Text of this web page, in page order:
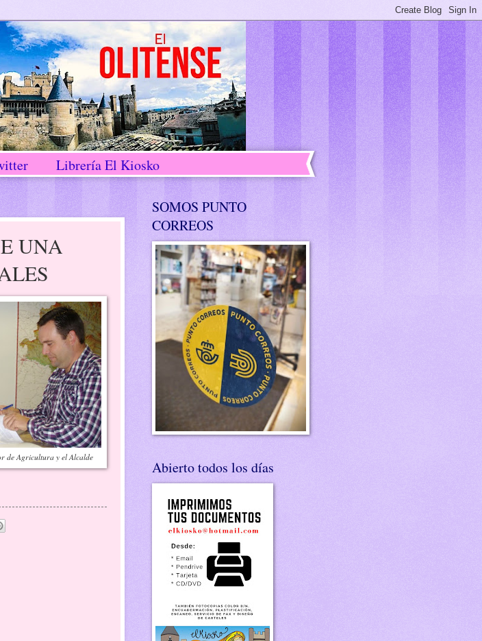
Librería El Kiosko
UNA
de Agricultura y el Alcalde
SOMOS PUNTO
CORREOS
Abierto todos los días